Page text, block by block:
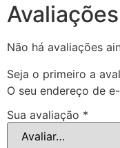
Avaliações
Não há avaliações
Seja o primeiro a
O seu endereço de
Sua avaliação *